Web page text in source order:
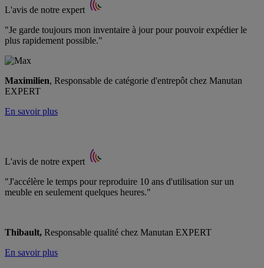
L'avis de notre expert
"Je garde toujours mon inventaire à jour pour pouvoir expédier le
plus rapidement possible."
Maximilien, Responsable de catégorie d'entrepôt chez Manutan
EXPERT
En savoir plus
L'avis de notre expert
"J'accélère le temps pour reproduire 10 ans d'utilisation sur un
meuble en seulement quelques heures."
Thibault, Responsable qualité chez Manutan EXPERT
En savoir plus